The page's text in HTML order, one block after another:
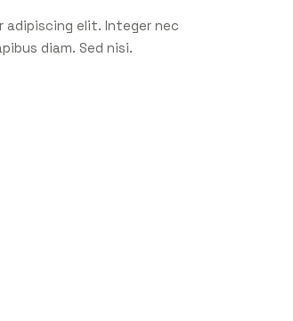
elit. Integer nec
diam. Sed nisi.